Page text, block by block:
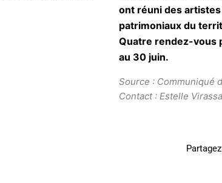
ont réuni des
patrimoniaux du
Quatre rendez-vous
au 30 juin.
Source : Communiqué
Contact : Estelle